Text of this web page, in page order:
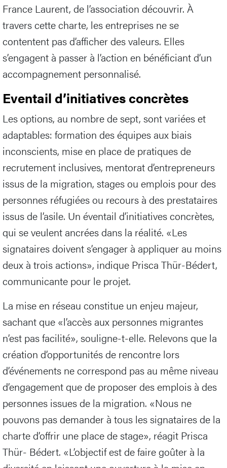
France Laurent, de l’association découvrir. À
travers cette charte, les entreprises ne se
contentent pas d’afficher des valeurs. Elles
s’engagent à passer à l’action en bénéficiant d’un
accompagnement personnalisé.
Eventail d’initiatives concrètes
Les options, au nombre de sept, sont variées et
adaptables: formation des équipes aux biais
inconscients, mise en place de pratiques de
recrutement inclusives, mentorat d’entrepreneurs
issus de la migration, stages ou emplois pour des
personnes réfugiées ou recours à des prestataires
issus de l’asile. Un éventail d’initiatives concrètes,
qui se veulent ancrées dans la réalité. «Les
signataires doivent s’engager à appliquer au moins
deux à trois actions», indique Prisca Thür-Bédert,
communicante pour le projet.
La mise en réseau constitue un enjeu majeur,
sachant que «l’accès aux personnes migrantes
n’est pas facilité», souligne-t-elle. Relevons que la
création d’opportunités de rencontre lors
d’événements ne correspond pas au même niveau
d’engagement que de proposer des emplois à des
personnes issues de la migration. «Nous ne
pouvons pas demander à tous les signataires de la
charte d’offrir une place de stage», réagit Prisca
Thür- Bédert. «L’objectif est de faire goûter à la